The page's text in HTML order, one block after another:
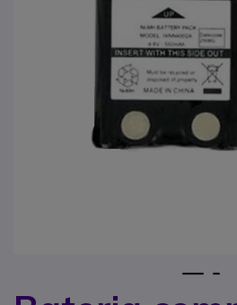
Saltar para o início da Galeria de